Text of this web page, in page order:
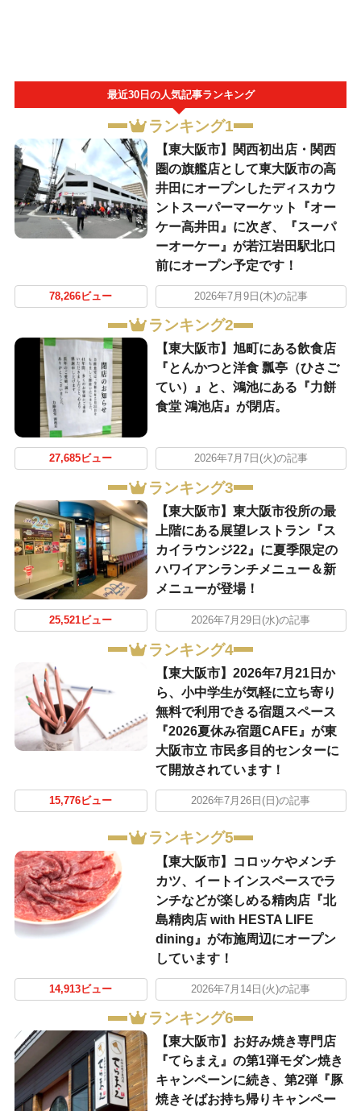
最近30日の人気記事ランキング
ランキング1
【東大阪市】関西初出店・関西
圏の旗艦店として東大阪市の高
井田にオープンしたディスカウ
ントスーパーマーケット『オー
ケー高井田』に次ぎ、『スーパ
ーオーケー』が若江岩田駅北口
前にオープン予定です！
78,266ビュー 2026年7月9日(木)の記事
ランキング2
【東大阪市】旭町にある飲食店
『とんかつと洋食 瓢亭（ひさご
てい）』と、鴻池にある『力餅
食堂 鴻池店』が閉店。
27,685ビュー 2026年7月7日(火)の記事
ランキング3
【東大阪市】東大阪市役所の最
上階にある展望レストラン『ス
カイラウンジ22』に夏季限定の
ハワイアンランチメニュー＆新
メニューが登場！
25,521ビュー 2026年7月29日(水)の記事
ランキング4
【東大阪市】2026年7月21日か
ら、小中学生が気軽に立ち寄り
無料で利用できる宿題スペース
『2026夏休み宿題CAFE』が東
大阪市立 市民多目的センターに
て開放されています！
15,776ビュー 2026年7月26日(日)の記事
ランキング5
【東大阪市】コロッケやメンチ
カツ、イートインスペースでラ
ンチなどが楽しめる精肉店『北
島精肉店 with HESTA LIFE
dining』が布施周辺にオープン
しています！
14,913ビュー 2026年7月14日(火)の記事
ランキング6
【東大阪市】お好み焼き専門店
『てらまえ』の第1弾モダン焼き
キャンペーンに続き、第2弾『豚
焼きそばお持ち帰りキャンペー